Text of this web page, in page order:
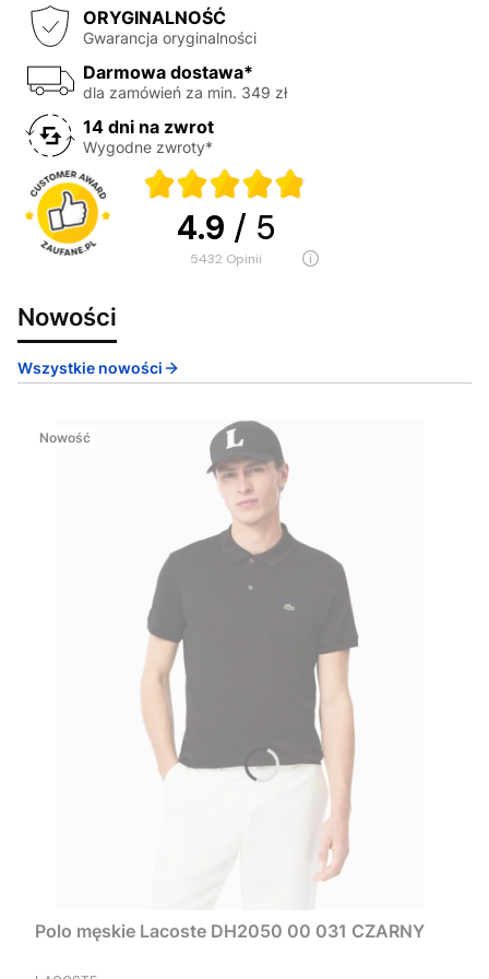
ORYGINALNOŚĆ
Gwarancja oryginalności
Darmowa dostawa*
dla zamówień za min. 349 zł
14 dni na zwrot
Wygodne zwroty*
4.9 / 5
5432 opinii
Nowości
Wszystkie nowości
Nowość
Polo męskie Lacoste DH2050 00 031 CZARNY
PRODUCENT